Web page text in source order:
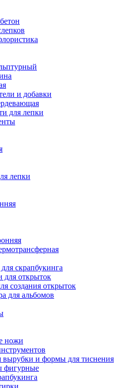
и добавки
для лепки
лепки
скрапбукинга
для открыток
создания открыток
для альбомов
ножи
и формы для тиснения